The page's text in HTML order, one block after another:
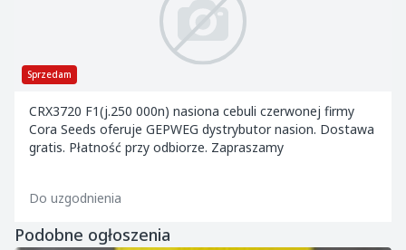
Sprzedam
CRX3720 F1(j.250 000n) nasiona cebuli czerwonej firmy
Cora Seeds oferuje GEPWEG dystrybutor nasion. Dostawa
gratis. Płatność przy odbiorze. Zapraszamy
Do uzgodnienia
Podobne ogłoszenia